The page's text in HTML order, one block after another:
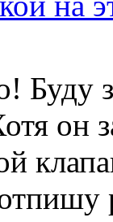
Буду
он